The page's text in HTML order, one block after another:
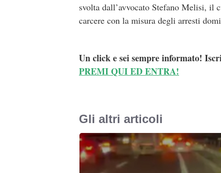
svolta dall’avvocato Stefano Melisi, il
carcere con la misura degli arresti
Un click e sei sempre informato!
PREMI QUI ED ENTRA!
Gli altri articoli